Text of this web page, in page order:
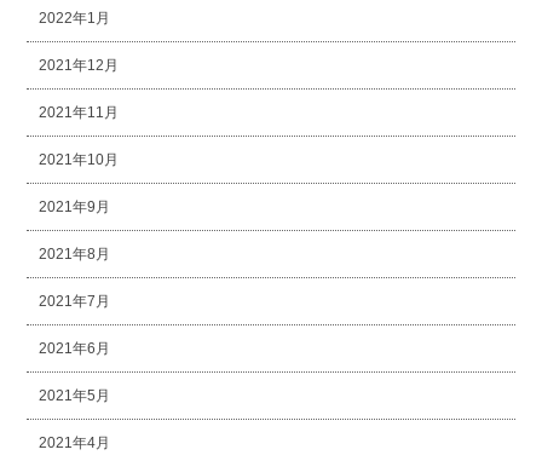
2022年1月
2021年12月
2021年11月
2021年10月
2021年9月
2021年8月
2021年7月
2021年6月
2021年5月
2021年4月